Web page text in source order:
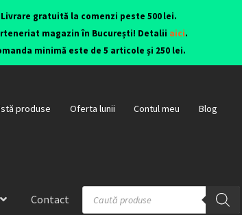
Livrare gratuită la comenzi peste 500 lei.
magazin în București! Detalii aici.
minimă este de 5 articole și 250 lei.
produse Oferta lunii Contul meu Blog
Contact